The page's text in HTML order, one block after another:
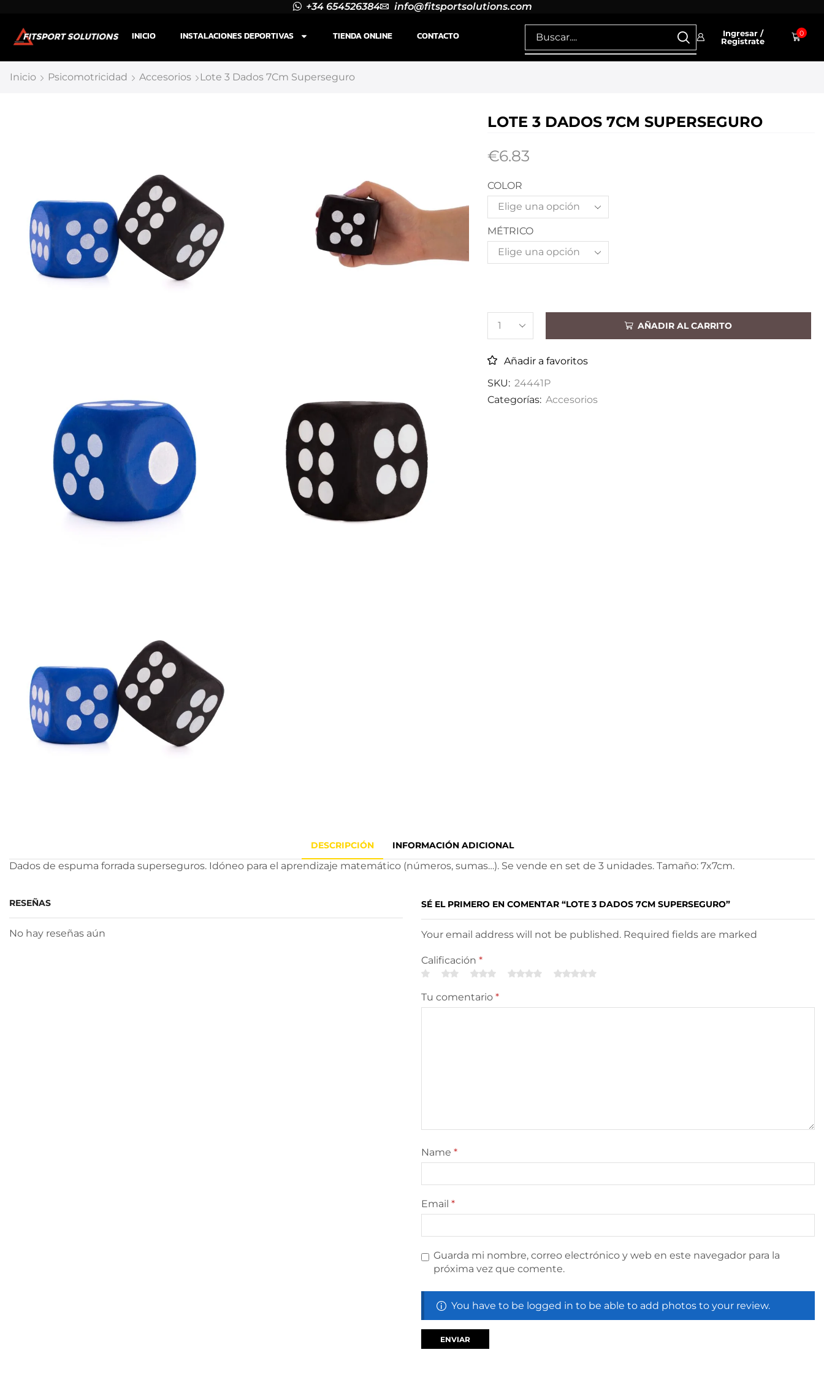
+34 654526384 info@fitsportsolutions.com
INICIO INSTALACIONES DEPORTIVAS TIENDA ONLINE CONTACTO
Ingresar /
Registrate
0
Inicio Psicomotricidad Accesorios Lote 3 Dados 7Cm Superseguro
LOTE 3 DADOS 7CM SUPERSEGURO
€6.83
COLOR
MÉTRICO
AÑADIR AL CARRITO
Añadir a favoritos
SKU: 24441P
Categorías: Accesorios
DESCRIPCIÓN INFORMACIÓN ADICIONAL
Dados de espuma forrada superseguros. Idóneo para el aprendizaje matemático (números, sumas…). Se vende en set de 3 unidades. Tamaño: 7x7cm.
RESEÑAS
No hay reseñas aún
SÉ EL PRIMERO EN COMENTAR “LOTE 3 DADOS 7CM SUPERSEGURO”
Your email address will not be published. Required fields are marked
Calificación *
Tu comentario *
Name *
Email *
Guarda mi nombre, correo electrónico y web en este navegador para la
próxima vez que comente.
You have to be logged in to be able to add photos to your review.